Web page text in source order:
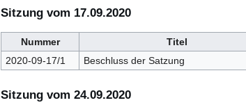
Sitzung vom 17.09.2020
Nummer Titel
2020-09-17/1
Beschluss der Satzung
Sitzung vom 24.09.2020